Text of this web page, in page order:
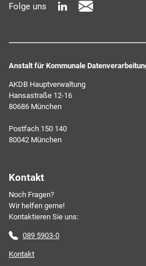
widerrufen können.
einverstanden. Detaillierte
Folge uns
Anstalt für Kommunale
AKDB Hauptverwaltung
Hansastraße 12-16
80686 München
Postfach 150 140
80042 München
Kontakt
Noch Fragen?
Wir helfen gerne!
Kontaktieren Sie uns:
089 5903-0
Kontakt